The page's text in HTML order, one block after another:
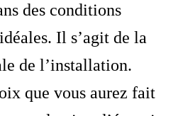
des conditions
Il s’agit de la
de l’installation.
que vous aurez fait